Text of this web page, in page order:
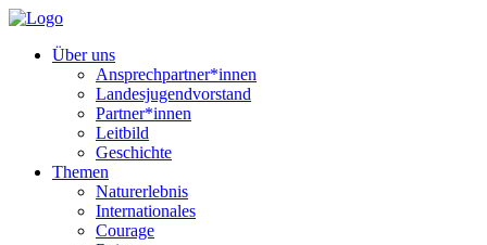
Über uns
Ansprechpartner*innen
Landesjugendvorstand
Partner*innen
Leitbild
Geschichte
Themen
Naturerlebnis
Internationales
Courage